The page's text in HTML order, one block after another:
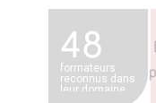
48
formateurs
reconnus dans
leur domaine